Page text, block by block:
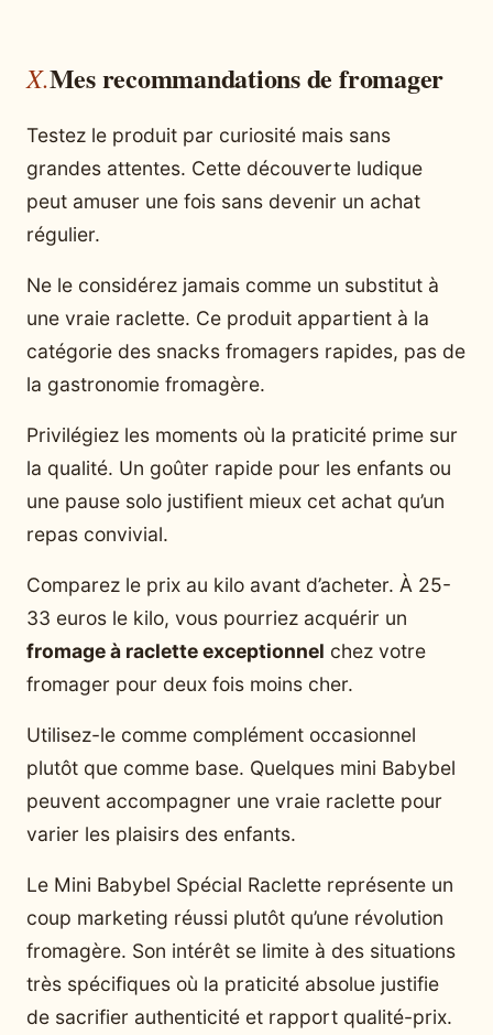
Mes recommandations de fromager
Testez le produit par curiosité mais sans
grandes attentes. Cette découverte ludique
peut amuser une fois sans devenir un achat
régulier.
Ne le considérez jamais comme un substitut à
une vraie raclette. Ce produit appartient à la
catégorie des snacks fromagers rapides, pas de
la gastronomie fromagère.
Privilégiez les moments où la praticité prime sur
la qualité. Un goûter rapide pour les enfants ou
une pause solo justifient mieux cet achat qu’un
repas convivial.
Comparez le prix au kilo avant d’acheter. À 25-
33 euros le kilo, vous pourriez acquérir un
fromage à raclette exceptionnel chez votre
fromager pour deux fois moins cher.
Utilisez-le comme complément occasionnel
plutôt que comme base. Quelques mini Babybel
peuvent accompagner une vraie raclette pour
varier les plaisirs des enfants.
Le Mini Babybel Spécial Raclette représente un
coup marketing réussi plutôt qu’une révolution
fromagère. Son intérêt se limite à des situations
très spécifiques où la praticité absolue justifie
de sacrifier authenticité et rapport qualité-prix.